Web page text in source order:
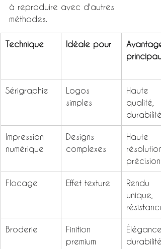
à reproduire avec d'autres
méthodes.
Technique Idéale pour
principaux
Sérigraphie
Logos
simples
Haute
qualité,
durabilité
Impression
numérique
Designs
complexes
Haute
précision
Flocage Effet texture
Rendu
unique,
résistance
Broderie
Finition
premium
durabilité